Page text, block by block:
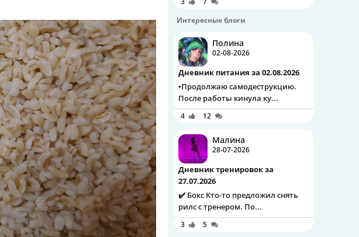
Интересные блоги
Полина
02-08-2026
Дневник питания за 02.08.2026
▪️Продолжаю самодеструкцию.
После работы кинула ку...
4 12
Малина
28-07-2026
Дневник тренировок за
27.07.2026
✔️ Бокс Кто-то предложил снять
рилс с тренером. По...
3 5